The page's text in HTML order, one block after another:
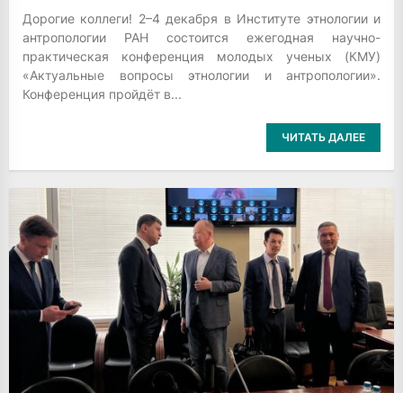
Дорогие коллеги! 2–4 декабря в Институте этнологии и
антропологии РАН состоится ежегодная научно-
практическая конференция молодых ученых (КМУ)
«Актуальные вопросы этнологии и антропологии».
Конференция пройдёт в...
ЧИТАТЬ ДАЛЕЕ